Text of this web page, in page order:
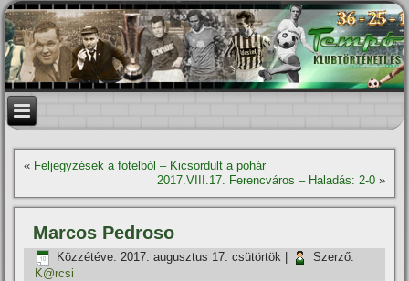
« Feljegyzések a fotelból – Kicsordult a pohár
2017.VIII.17. Ferencváros – Haladás: 2-0»
Marcos Pedroso
Közzétéve: 2017. augusztus 17. csütörtök
Szerző:
K@rcsi